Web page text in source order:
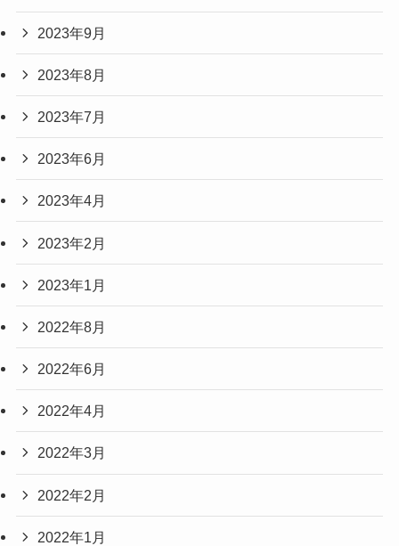
2023年9月
2023年8月
2023年7月
2023年6月
2023年4月
2023年2月
2023年1月
2022年8月
2022年6月
2022年4月
2022年3月
2022年2月
2022年1月